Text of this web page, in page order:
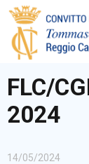
DOCUMENTAZIONE
FLC/
2024
14/05/2024